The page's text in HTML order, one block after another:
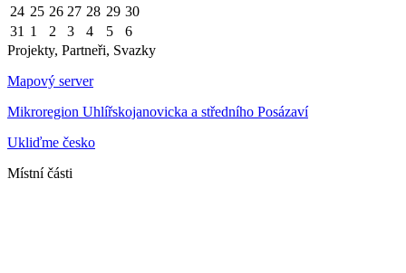
24 25 26 27 28 29 30
31 1 2 3 4 5
6
Projekty, Partneři, Svazky
Mapový server
Mikroregion Uhlířskojanovicka a středního Posázaví
Ukliďme česko
Místní části